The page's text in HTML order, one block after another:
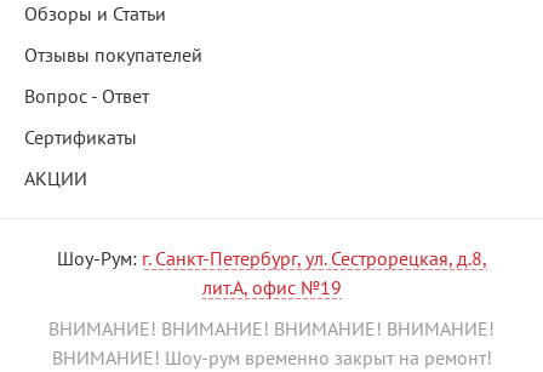
Обзоры и Статьи
Отзывы покупателей
Вопрос - Ответ
Сертификаты
АКЦИИ
Шоу-Рум: г. Санкт-Петербург, ул. Сестрорецкая, д.8,
лит.А, офис №19
ВНИМАНИЕ! ВНИМАНИЕ! ВНИМАНИЕ! ВНИМАНИЕ!
ВНИМАНИЕ! Шоу-рум временно закрыт на ремонт!